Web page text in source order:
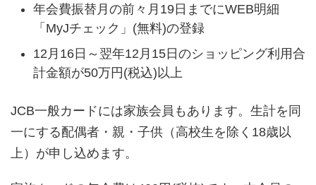
年会費振替月の前々月19日までにWEB明細
「MyJチェック」(無料)の登録
12月16日～翌年12月15日のショッピング利用合
計金額が50万円(税込)以上
JCB一般カードには家族会員もあります。生計を同
一にする配偶者・親・子供（高校生を除く18歳以
上）が申し込めます。